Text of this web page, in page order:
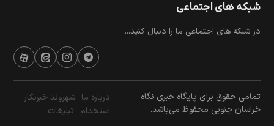
شبکه های اجتماعی
در شبکه های اجتماعی ما را دنبال کنید...
تمامی حقوق برای پایگاه خبری نگاه
خراسان جنوبی محفوظ می‌باشد.
درباره ما شهروند خبرنگار
استخدام تبلیغات